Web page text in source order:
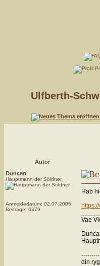
Ulfberth-
Autor
Duncan
Hauptmann der Söldner
Anmeldedatum: 02.07.2006
Beiträge: 6379
Hab
Vae
din